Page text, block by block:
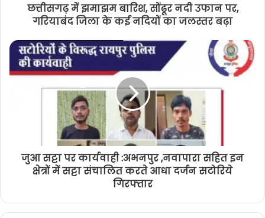
छत्तीसगढ़ में झमाझम बारिश, सोंढूर नदी उफान पर,
गरियाबंद जिला के कई नदियों का जलस्तर बढ़ा
जुआ सट्टा पर कार्यवाही :अभनपुर ,नवापारा सहित इन
क्षेत्रों में सट्टा संचालित करते आधा दर्जन सटोरिये
गिरफ्तार